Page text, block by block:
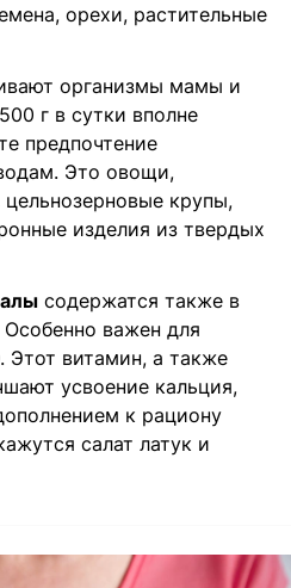
орехи, растительные
организмы мамы и
г в сутки вполне
предпочтение
Это овощи,
крупы,
изделия из твердых
содержатся также в
важен для
Этот витамин, а также
усвоение кальция,
к рациону
салат латук и